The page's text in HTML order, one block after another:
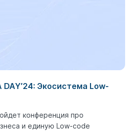
DAY’24: Экосистема Low-
конференция про
и единую Low-code